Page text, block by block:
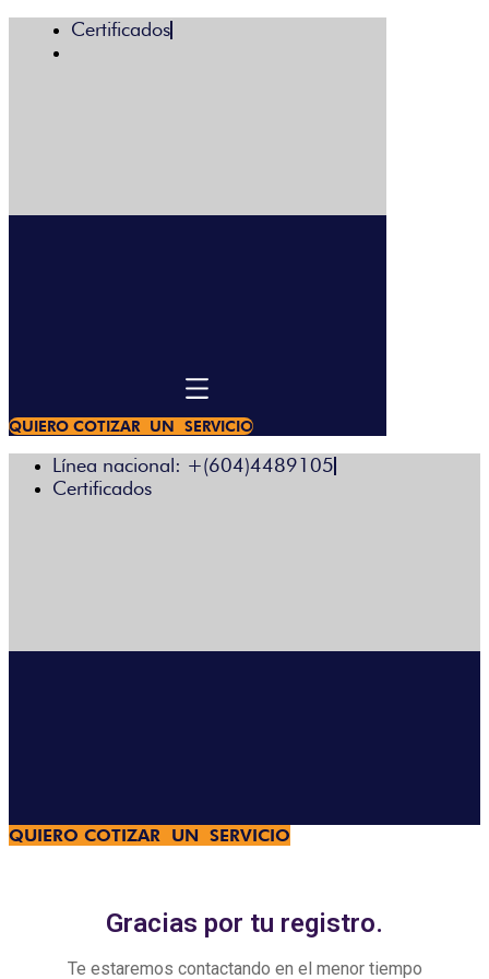
Certificados
Menú
QUIERO COTIZAR UN SERVICIO
Línea nacional: +(604)4489105
Certificados
QUIERO COTIZAR UN SERVICIO
Gracias por tu registro.
Te estaremos contactando en el menor tiempo